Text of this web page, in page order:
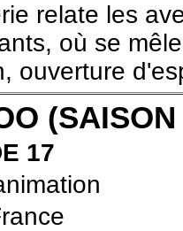
relate les
où se
ouverture
17